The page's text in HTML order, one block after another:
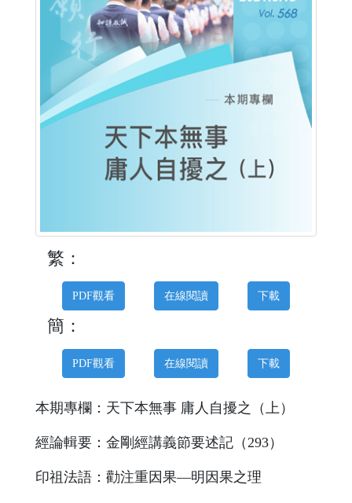
繁：
PDF觀看 在線閱讀 下載
簡：
PDF觀看 在線閱讀 下載
本期專欄：天下本無事 庸人自擾之（上）
經論輯要：金剛經講義節要述記（293）
印祖法語：勸注重因果—明因果之理